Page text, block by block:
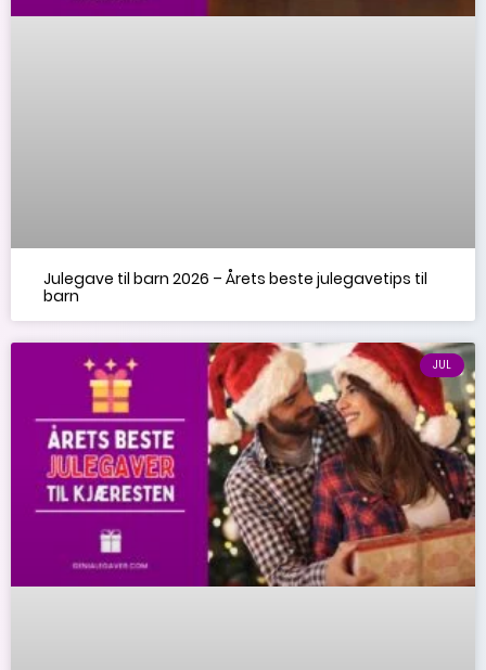
Julegave til barn 2026 – Årets beste julegavetips til
barn
JUL